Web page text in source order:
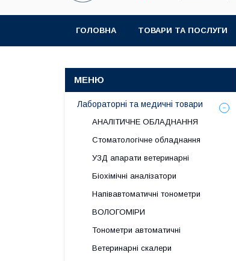
ГОЛОВНА ТОВАРИ ТА ПОСЛУГИ
Лабораторні та медичні товари
АНАЛІТИЧНЕ ОБЛАДНАННЯ
Стоматологічне обладнання
УЗД апарати ветеринарні
Біохімічні аналізатори
Напівавтоматичні тонометри
ВОЛОГОМІРИ
Тонометри автоматичні
Ветеринарні скалери